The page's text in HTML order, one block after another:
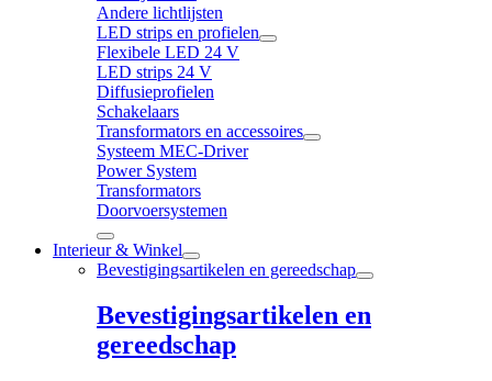
Andere lichtlijsten
LED strips en profielen
Flexibele LED 24 V
LED strips 24 V
Diffusieprofielen
Schakelaars
Transformators en accessoires
Systeem MEC-Driver
Power System
Transformators
Doorvoersystemen
Interieur & Winkel
Bevestigingsartikelen en gereedschap
Bevestigingsartikelen en
gereedschap